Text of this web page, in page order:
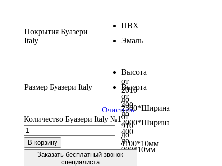
Покрытия Буазери
Italy
ПВХ
Эмаль
Размер Буазери Italy
Высота
от
2010
до
2300*Ширина
от
910
до
1100*10мм
Высота
от
400
до
2000*Ширина
400
до
900*10мм
Очистить
Количество Буазери Italy №1
В корзину
Заказать бесплатный звонок
специалиста